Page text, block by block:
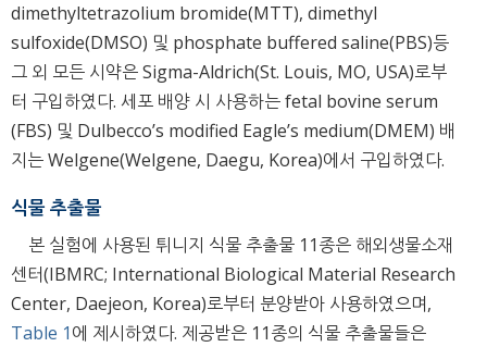
dimethyltetrazolium bromide(MTT), dimethyl
sulfoxide(DMSO) 및 phosphate buffered saline(PBS)등
그 외 모든 시약은 Sigma-Aldrich(St. Louis, MO, USA)로부
터 구입하였다. 세포 배양 시 사용하는 fetal bovine serum
(FBS) 및 Dulbecco’s modified Eagle’s medium(DMEM) 배
지는 Welgene(Welgene, Daegu, Korea)에서 구입하였다.
식물 추출물
본 실험에 사용된 튀니지 식물 추출물 11종은 해외생물소재
센터(IBMRC; International Biological Material Research
Center, Daejeon, Korea)로부터 분양받아 사용하였으며,
Table 1에 제시하였다. 제공받은 11종의 식물 추출물들은